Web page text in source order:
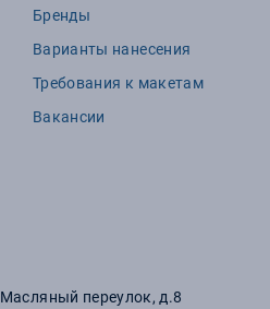
Бренды
Варианты нанесения
Требования к макетам
Вакансии
Масляный переулок, д.8